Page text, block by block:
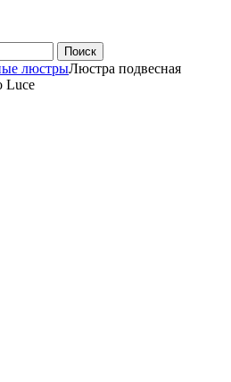
Поиск
люстрыЛюстра подвесная
Luce